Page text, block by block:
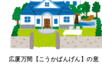
広厦万間【こうかばんげん】の意